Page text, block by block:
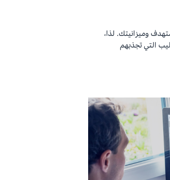
وميزانيتك. لذا،
التي تجذبهم